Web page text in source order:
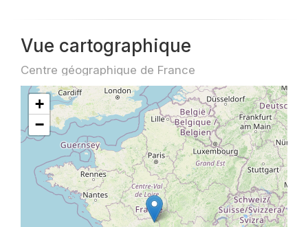
Vue cartographique
Centre géographique de France
+
−